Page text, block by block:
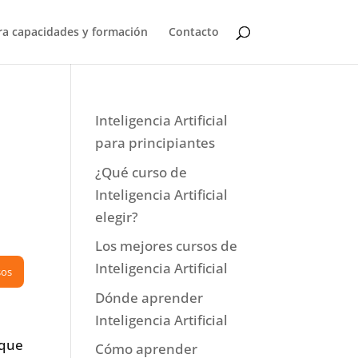
capacidades y formación Contacto
Inteligencia Artificial
para principiantes
¿Qué curso de
Inteligencia Artificial
elegir?
Los mejores cursos de
Inteligencia Artificial
Dónde aprender
Inteligencia Artificial
Cómo aprender